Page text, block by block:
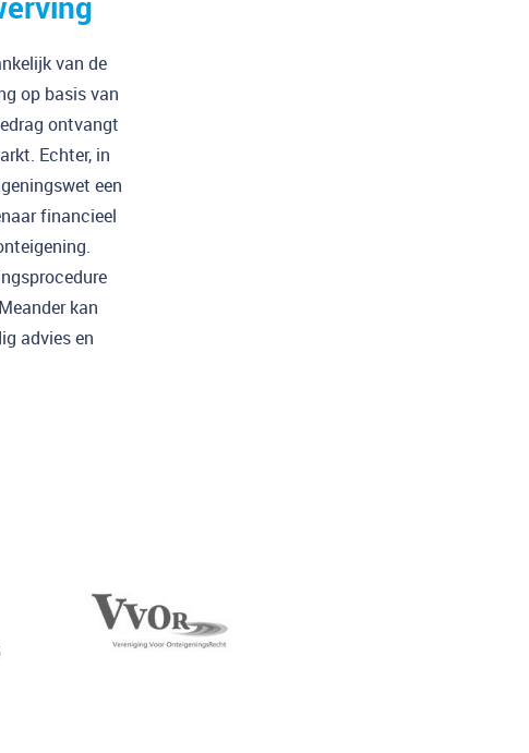
van de
op basis van
ontvangt
Echter, in
een
financieel
kan
advies en